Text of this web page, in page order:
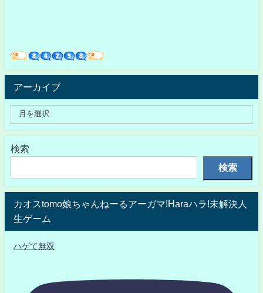
アーカイブ
検索
検索
カオスtomo娘ちゃんねーるアーガマ!Haraハラ!未解決人
生ゲーム
ハゲて無双